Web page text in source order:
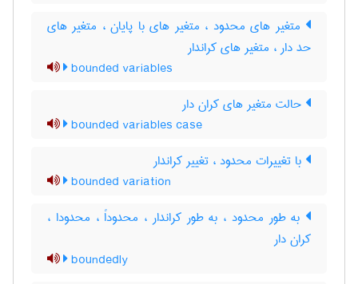
متغیر های محدود ، متغیر های با پایان ، متغیر های
حد دار ، متغیر های کراندار
bounded variables
حالت متغیر های کران دار
bounded variables case
با تغییرات محدود ، تغییر کراندار
bounded variation
به طور محدود ، به طور کراندار ، محدوداً ، محدودا ،
کران دار
boundedly